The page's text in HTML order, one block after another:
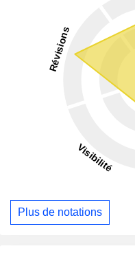
Plus de notations